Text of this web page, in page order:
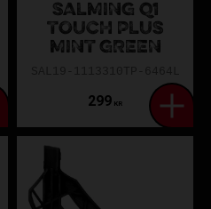
SALMING Q1
TOUCH PLUS
MINT GREEN
299 KR